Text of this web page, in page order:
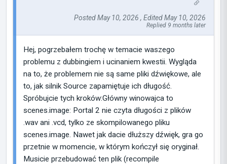
Posted May 10, 2026 , Edited May 10, 2026
Replied 9 months later
Hej, pogrzebałem trochę w temacie waszego
problemu z dubbingiem i ucinaniem kwestii. Wygląda
na to, że problemem nie są same pliki dźwiękowe, ale
to, jak silnik Source zapamiętuje ich długość.
Spróbujcie tych kroków:Główny winowajca to
scenes.image: Portal 2 nie czyta długości z plików
.wav ani .vcd, tylko ze skompilowanego pliku
scenes.image. Nawet jak dacie dłuższy dźwięk, gra go
przetnie w momencie, w którym kończył się oryginał.
Musicie przebudować ten plik (recompile